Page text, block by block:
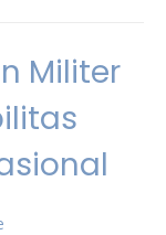
Militer